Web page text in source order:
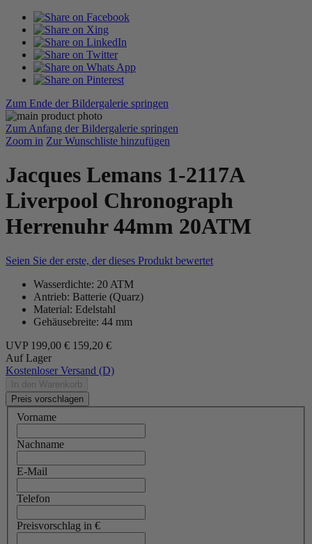
Zum Ende der Bildergalerie springen
Zum Anfang der Bildergalerie springen
Zoom in Zur Wunschliste hinzufügen
Jacques Lemans 1-2117A
Liverpool Chronograph
Herrenuhr 44mm 20ATM
Seien Sie der erste, der dieses Produkt bewertet
Wasserdichte: 20 ATM
Antrieb: Batterie (Quarz)
Material: Edelstahl
Gehäusebreite: 44 mm
UVP 199,00 € 159,20 €
Auf Lager
Kostenloser Versand (D)
In den Warenkorb
Preis vorschlagen
Vorname
Nachname
E-Mail
Telefon
Preisvorschlag in €